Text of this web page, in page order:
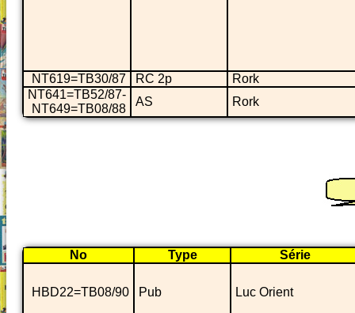
NT619=TB30/87 RC 2p
Rork
NT641=TB52/87-
NT649=TB08/88
AS Rork
No Type Série
HBD22=TB08/90 Pub Luc Orient